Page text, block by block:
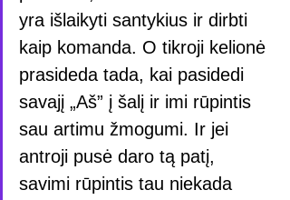
yra išlaikyti santykius ir dirbti
kaip komanda. O tikroji kelionė
prasideda tada, kai pasidedi
savajį „Aš” į šalį ir imi rūpintis
sau artimu žmogumi. Ir jei
antroji pusė daro tą patį,
savimi rūpintis tau niekada